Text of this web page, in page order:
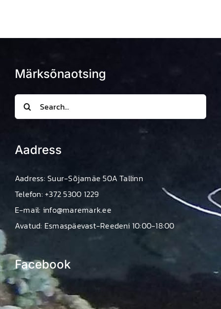
Märksõnaotsing
Search
for:
Aadress
Aadress: Suur-Sõjamäe 50A Tallinn
Telefon: +372 5300 1229
E-mail: info@maremark.ee
Avatud: Esmaspäevast-Reedeni 10:00-18:00
Facebook